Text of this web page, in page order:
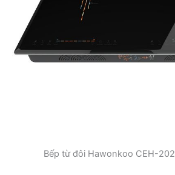
Bếp từ đôi Hawonkoo CEH-